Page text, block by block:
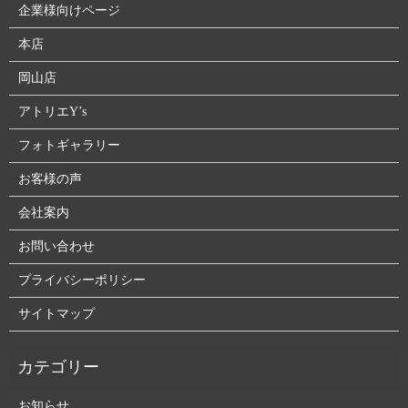
企業様向けページ
本店
岡山店
アトリエY’s
フォトギャラリー
お客様の声
会社案内
お問い合わせ
プライバシーポリシー
サイトマップ